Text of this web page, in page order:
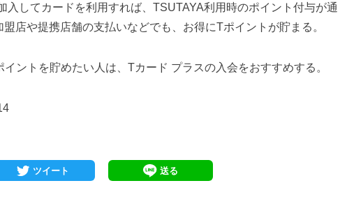
入してカードを利用すれば、TSUTAYA利用時のポイント付与が通
店や提携店舗の支払いなどでも、お得にTポイントが貯まる。
ントを貯めたい人は、Tカード プラスの入会をおすすめする。